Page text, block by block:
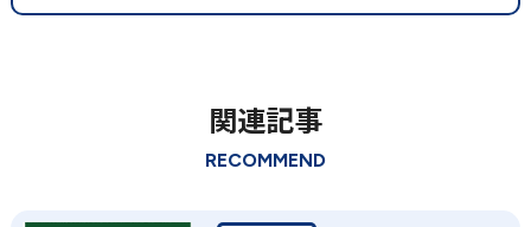
関連記事
RECOMMEND